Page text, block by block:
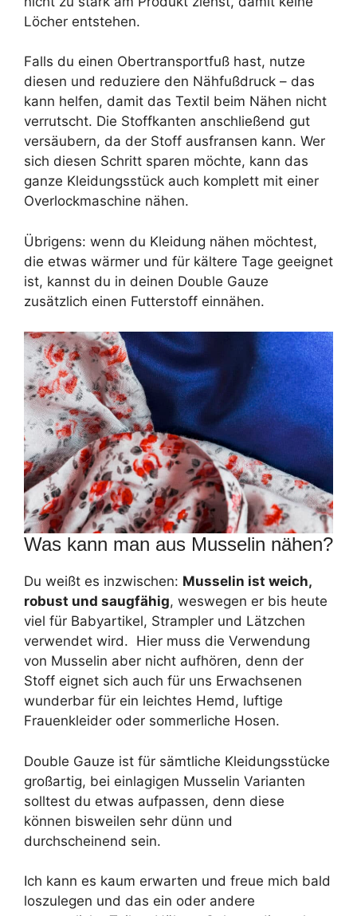
Löcher entstehen.
Falls du einen Obertransportfuß hast, nutze
diesen und reduziere den Nähfußdruck – das
kann helfen, damit das Textil beim Nähen nicht
verrutscht. Die Stoffkanten anschließend gut
versäubern, da der Stoff ausfransen kann. Wer
sich diesen Schritt sparen möchte, kann das
ganze Kleidungsstück auch komplett mit einer
Overlockmaschine nähen.
Übrigens: wenn du Kleidung nähen möchtest,
die etwas wärmer und für kältere Tage geeignet
ist, kannst du in deinen Double Gauze
zusätzlich einen Futterstoff einnähen.
Was kann man aus Musselin nähen?
Du weißt es inzwischen: Musselin ist weich,
robust und saugfähig, weswegen er bis heute
viel für Babyartikel, Strampler und Lätzchen
verwendet wird. Hier muss die Verwendung
von Musselin aber nicht aufhören, denn der
Stoff eignet sich auch für uns Erwachsenen
wunderbar für ein leichtes Hemd, luftige
Frauenkleider oder sommerliche Hosen.
Double Gauze ist für sämtliche Kleidungsstücke
großartig, bei einlagigen Musselin Varianten
solltest du etwas aufpassen, denn diese
können bisweilen sehr dünn und
durchscheinend sein.
Ich kann es kaum erwarten und freue mich bald
loszulegen und das ein oder andere